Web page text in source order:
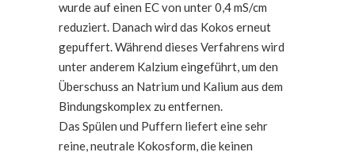
wurde auf einen EC von unter 0,4 mS/cm
reduziert. Danach wird das Kokos erneut
gepuffert. Während dieses Verfahrens wird
unter anderem Kalzium eingeführt, um den
Überschuss an Natrium und Kalium aus dem
Bindungskomplex zu entfernen.
Das Spülen und Puffern liefert eine sehr
reine, neutrale Kokosform, die keinen